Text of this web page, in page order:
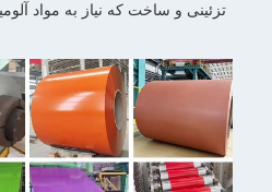
تزئینی و ساخت که نیاز به مواد